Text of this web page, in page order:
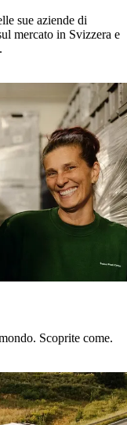
sue aziende di
mercato in Svizzera e
Scoprite come.